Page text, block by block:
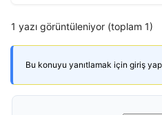
1 yazı görüntüleniyor (toplam 1)
Bu konuyu yanıtlamak için giriş